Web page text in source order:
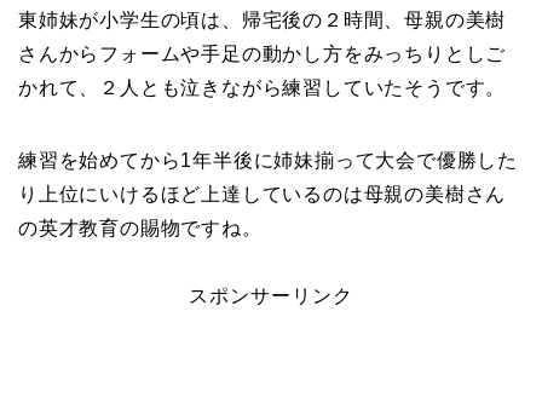
東姉妹が小学生の頃は、帰宅後の２時間、母親の美樹
さんからフォームや手足の動かし方をみっちりとしご
かれて、２人とも泣きながら練習していたそうです。
練習を始めてから1年半後に姉妹揃って大会で優勝した
り上位にいけるほど上達しているのは母親の美樹さん
の英才教育の賜物ですね。
スポンサーリンク